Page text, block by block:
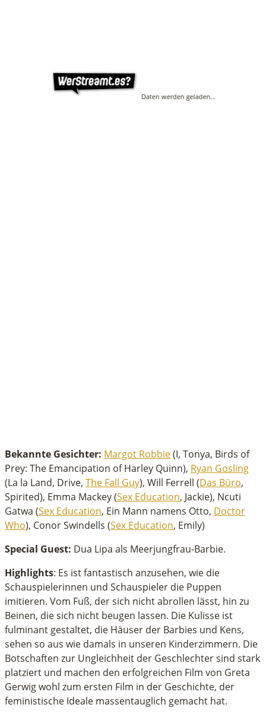
Daten werden geladen…
Bekannte Gesichter: Margot Robbie(I, Tonya, Birds of
Prey: The Emancipation of Harley Quinn), Ryan Gosling
(La la Land, Drive, The Fall Guy), Will Ferrell (Das Büro,
Spirited), Emma Mackey (Sex Education, Jackie), Ncuti
Gatwa (Sex Education, Ein Mann namens Otto, Doctor
Who), Conor Swindells (Sex Education, Emily)
Special Guest: Dua Lipa als Meerjungfrau-Barbie.
Highlights: Es ist fantastisch anzusehen, wie die
Schauspielerinnen und Schauspieler die Puppen
imitieren. Vom Fuß, der sich nicht abrollen lässt, hin zu
Beinen, die sich nicht beugen lassen. Die Kulisse ist
fulminant gestaltet, die Häuser der Barbies und Kens,
sehen so aus wie damals in unseren Kinderzimmern. Die
Botschaften zur Ungleichheit der Geschlechter sind stark
platziert und machen den erfolgreichen Film von Greta
Gerwig wohl zum ersten Film in der Geschichte, der
feministische Ideale massentauglich gemacht hat.